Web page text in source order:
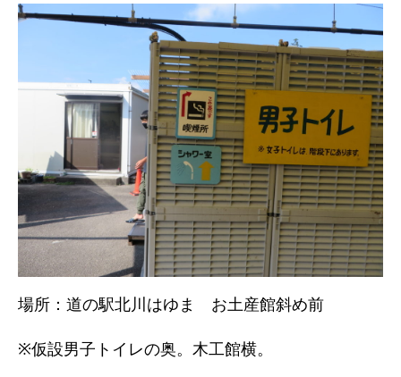
場所：道の駅北川はゆま お土産館斜め前
※仮設男子トイレの奥。木工館横。